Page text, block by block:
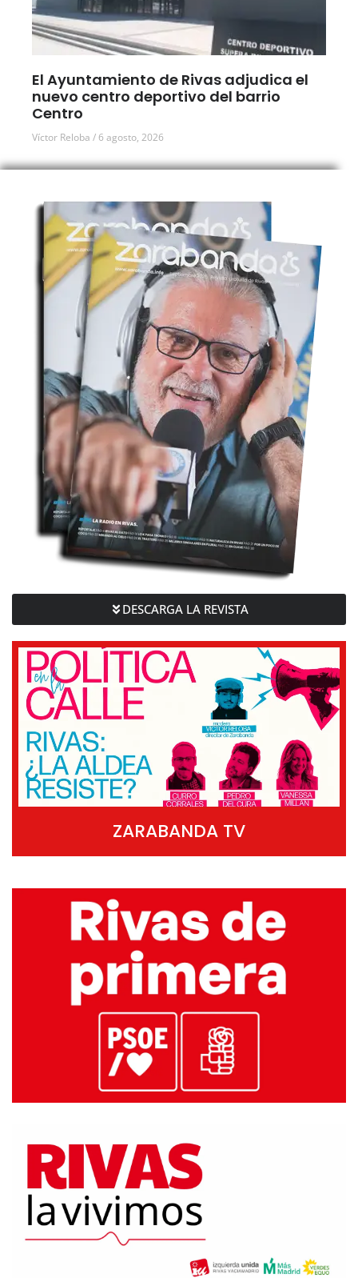
El Ayuntamiento de Rivas adjudica el
nuevo centro deportivo del barrio
Centro
Víctor Reloba 6 agosto, 2026
DESCARGA LA REVISTA
ZARABANDA TV